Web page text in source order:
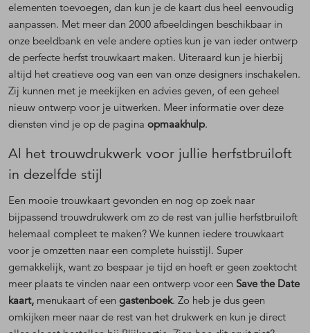
elementen toevoegen, dan kun je de kaart dus heel eenvoudig
aanpassen. Met meer dan 2000 afbeeldingen beschikbaar in
onze beeldbank en vele andere opties kun je van ieder ontwerp
de perfecte herfst trouwkaart maken. Uiteraard kun je hierbij
altijd het creatieve oog van een van onze designers inschakelen.
Zij kunnen met je meekijken en advies geven, of een geheel
nieuw ontwerp voor je uitwerken. Meer informatie over deze
diensten vind je op de pagina opmaakhulp.
Al het trouwdrukwerk voor jullie herfstbruiloft
in dezelfde stijl
Een mooie trouwkaart gevonden en nog op zoek naar
bijpassend trouwdrukwerk om zo de rest van jullie herfstbruiloft
helemaal compleet te maken? We kunnen iedere trouwkaart
voor je omzetten naar een complete huisstijl. Super
gemakkelijk, want zo bespaar je tijd en hoeft er geen zoektocht
meer plaats te vinden naar een ontwerp voor een Save the Date
kaart, menukaart of een gastenboek. Zo heb je dus geen
omkijken meer naar de rest van het drukwerk en kun je direct